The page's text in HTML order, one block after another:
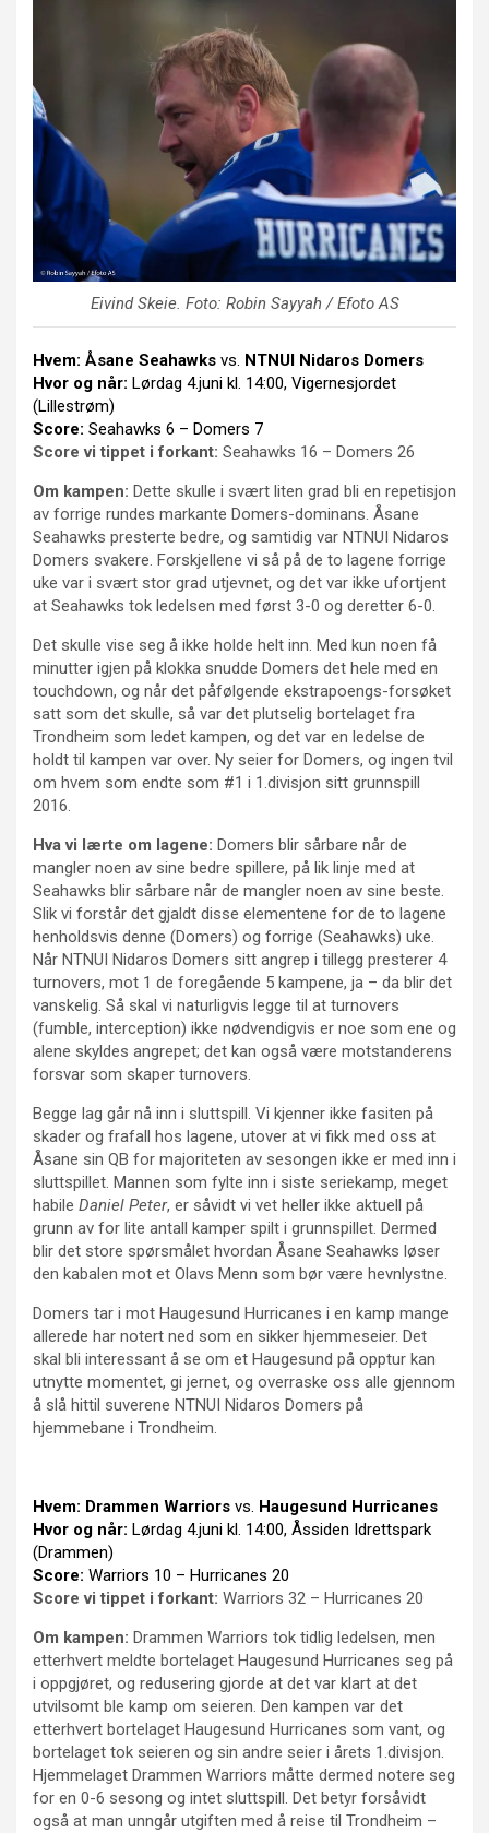
Eivind Skeie. Foto: Robin Sayyah / Efoto AS
Hvem: Åsane Seahawks vs. NTNUI Nidaros Domers
Hvor og når: Lørdag 4.juni kl. 14:00, Vigernesjordet
(Lillestrøm)
Score: Seahawks 6 – Domers 7
Score vi tippet i forkant: Seahawks 16 – Domers 26
Om kampen: Dette skulle i svært liten grad bli en repetisjon
av forrige rundes markante Domers-dominans. Åsane
Seahawks presterte bedre, og samtidig var NTNUI Nidaros
Domers svakere. Forskjellene vi så på de to lagene forrige
uke var i svært stor grad utjevnet, og det var ikke ufortjent
at Seahawks tok ledelsen med først 3-0 og deretter 6-0.
Det skulle vise seg å ikke holde helt inn. Med kun noen få
minutter igjen på klokka snudde Domers det hele med en
touchdown, og når det påfølgende ekstrapoengs-forsøket
satt som det skulle, så var det plutselig bortelaget fra
Trondheim som ledet kampen, og det var en ledelse de
holdt til kampen var over. Ny seier for Domers, og ingen tvil
om hvem som endte som #1 i 1.divisjon sitt grunnspill
2016.
Hva vi lærte om lagene: Domers blir sårbare når de
mangler noen av sine bedre spillere, på lik linje med at
Seahawks blir sårbare når de mangler noen av sine beste.
Slik vi forstår det gjaldt disse elementene for de to lagene
henholdsvis denne (Domers) og forrige (Seahawks) uke.
Når NTNUI Nidaros Domers sitt angrep i tillegg presterer 4
turnovers, mot 1 de foregående 5 kampene, ja – da blir det
vanskelig. Så skal vi naturligvis legge til at turnovers
(fumble, interception) ikke nødvendigvis er noe som ene og
alene skyldes angrepet; det kan også være motstanderens
forsvar som skaper turnovers.
Begge lag går nå inn i sluttspill. Vi kjenner ikke fasiten på
skader og frafall hos lagene, utover at vi fikk med oss at
Åsane sin QB for majoriteten av sesongen ikke er med inn i
sluttspillet. Mannen som fylte inn i siste seriekamp, meget
habile Daniel Peter, er såvidt vi vet heller ikke aktuell på
grunn av for lite antall kamper spilt i grunnspillet. Dermed
blir det store spørsmålet hvordan Åsane Seahawks løser
den kabalen mot et Olavs Menn som bør være hevnlystne.
Domers tar i mot Haugesund Hurricanes i en kamp mange
allerede har notert ned som en sikker hjemmeseier. Det
skal bli interessant å se om et Haugesund på opptur kan
utnytte momentet, gi jernet, og overraske oss alle gjennom
å slå hittil suverene NTNUI Nidaros Domers på
hjemmebane i Trondheim.
Hvem: Drammen Warriors vs. Haugesund Hurricanes
Hvor og når: Lørdag 4.juni kl. 14:00, Åssiden Idrettspark
(Drammen)
Score: Warriors 10 – Hurricanes 20
Score vi tippet i forkant: Warriors 32 – Hurricanes 20
Om kampen: Drammen Warriors tok tidlig ledelsen, men
etterhvert meldte bortelaget Haugesund Hurricanes seg på
i oppgjøret, og redusering gjorde at det var klart at det
utvilsomt ble kamp om seieren. Den kampen var det
etterhvert bortelaget Haugesund Hurricanes som vant, og
bortelaget tok seieren og sin andre seier i årets 1.divisjon.
Hjemmelaget Drammen Warriors måtte dermed notere seg
for en 0-6 sesong og intet sluttspill. Det betyr forsåvidt
også at man unngår utgiften med å reise til Trondheim –